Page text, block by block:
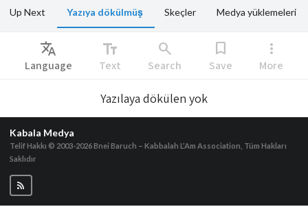
Up Next Yazıya dökülmüş Skeçler Medya yüklemeleri
Translate
Language
text_fields
Text
search
Search
bookmark
Save
more_vert
More
Yazılaya dökülen yok
Kabala Medya
Telif Hakkı © 2003-2026Bnei Baruch – Kabbalah L’Am Association, Tüm Hakları
Saklıdır